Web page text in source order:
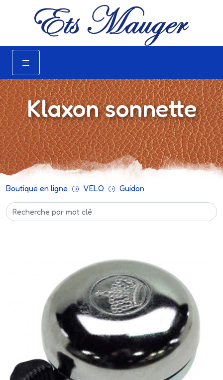
Klaxon sonnette
Boutique en ligne VELO Guidon